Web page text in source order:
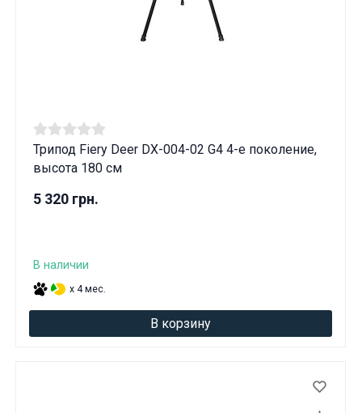
Трипод Fiery Deer DX-004-02 G4 4-е поколение,
высота 180 см
5 320 грн.
В наличии
x 4 мес.
В корзину